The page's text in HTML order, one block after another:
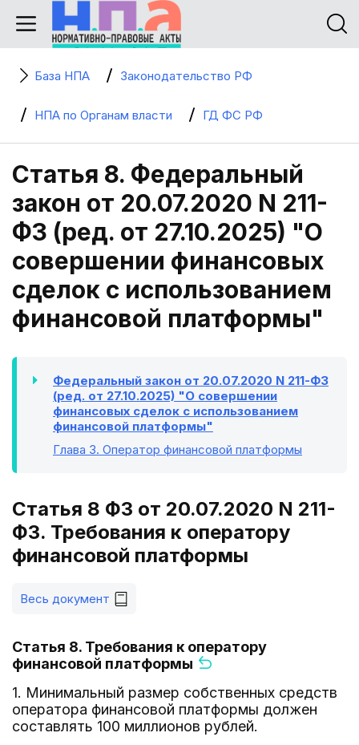
База НПА Законодательство РФ
НПА по Органам власти ГД ФС РФ
Статья 8. Федеральный
закон от 20.07.2020 N 211-
ФЗ (ред. от 27.10.2025) "О
совершении финансовых
сделок с использованием
финансовой платформы"
Федеральный закон от 20.07.2020 N 211-ФЗ
(ред. от 27.10.2025) "О совершении
финансовых сделок с использованием
финансовой платформы"
Глава 3. Оператор финансовой платформы
Статья 8 ФЗ от 20.07.2020 N 211-
ФЗ. Требования к оператору
финансовой платформы
Весь документ
Статья 8. Требования к оператору
финансовой платформы
1. Минимальный размер собственных средств
оператора финансовой платформы должен
составлять 100 миллионов рублей.